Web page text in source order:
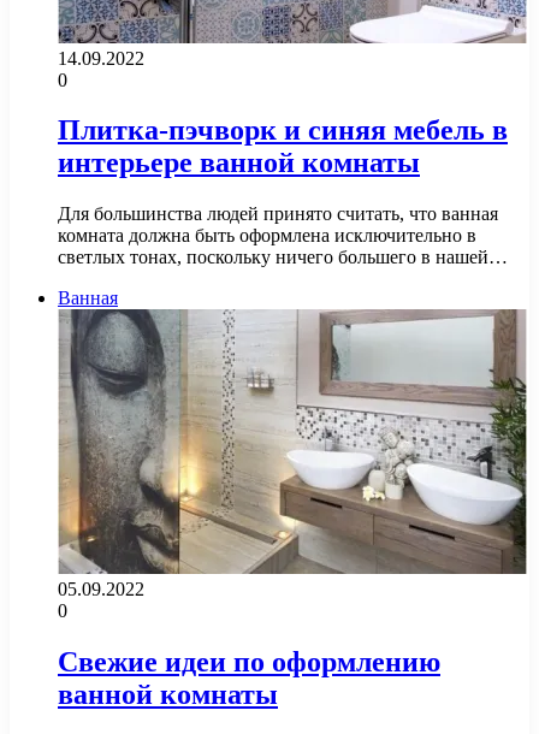
14.09.2022
0
Плитка-пэчворк и синяя мебель в
интерьере ванной комнаты
Для большинства людей принято считать, что ванная
комната должна быть оформлена исключительно в
светлых тонах, поскольку ничего большего в нашей…
Ванная
05.09.2022
0
Свежие идеи по оформлению
ванной комнаты